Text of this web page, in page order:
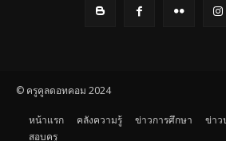
© ครูคูลดอทคอม 2024
หน้าแรก คลังความรู้ ข่าวการศึกษา ข่าว
สอบครู